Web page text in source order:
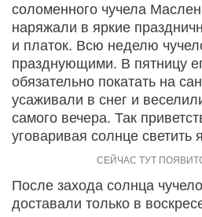
соломенного чучела
наряжали в яркие
и платок. Всю неделю
празднующими. В пятницу
обязательно покатать на
усаживали в снег и
самого вечера. Так
уговаривая солнце светить
После захода солнца
доставали только в